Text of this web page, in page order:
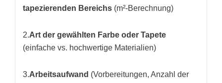
tapezierenden Bereichs (m²-Berechnung)
2.Art der gewählten Farbe oder Tapete
(einfache vs. hochwertige Materialien)
3.Arbeitsaufwand (Vorbereitungen, Anzahl der